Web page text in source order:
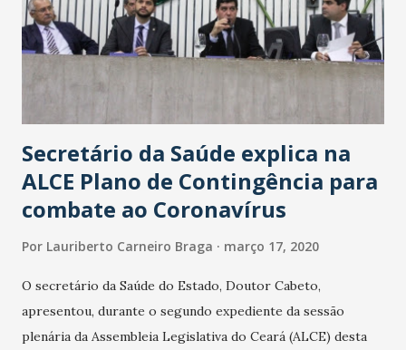
Secretário da Saúde explica na
ALCE Plano de Contingência para
combate ao Coronavírus
Por Lauriberto Carneiro Braga março 17, 2020
O secretário da Saúde do Estado, Doutor Cabeto,
apresentou, durante o segundo expediente da sessão
plenária da Assembleia Legislativa do Ceará (ALCE) desta